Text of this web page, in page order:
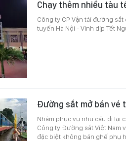
Chạy thêm nhiều tàu
Công ty CP Vận tải đường
tuyến Hà Nội - Vinh dịp Tết
Đường sắt mở bán vé
Nhằm phục vụ nhu cầu đi lại
Công ty Đường sắt Việt Nam
đặc biệt không bán ghế phụ